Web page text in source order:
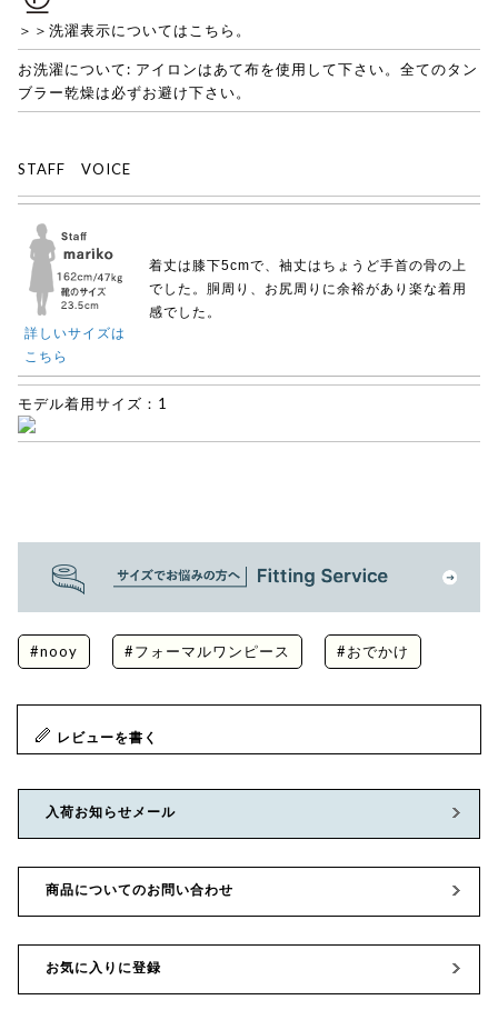
＞＞洗濯表示についてはこちら。
お洗濯について: アイロンはあて布を使用して下さい。全てのタン
ブラー乾燥は必ずお避け下さい。
STAFF VOICE
詳しいサイズは
こちら
着丈は膝下5cmで、袖丈はちょうど手首の骨の上
でした。胴周り、お尻周りに余裕があり楽な着用
感でした。
モデル着用サイズ：1
#nooy #フォーマルワンピース #おでかけ
レビューを書く
入荷お知らせメール
商品についてのお問い合わせ
お気に入りに登録